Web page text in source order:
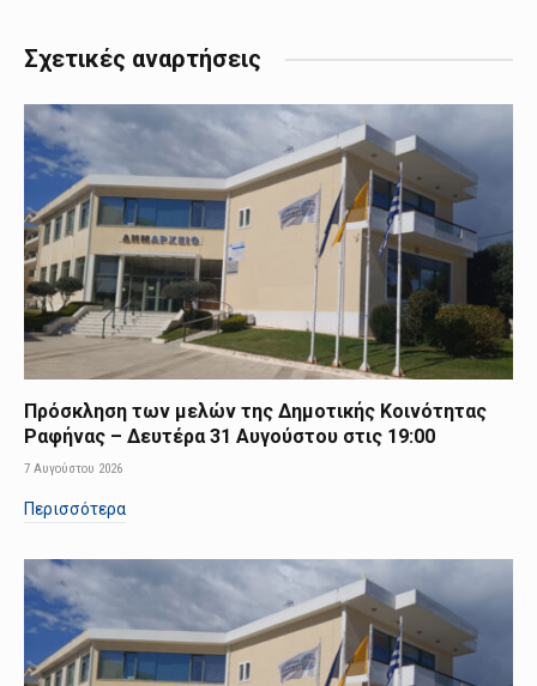
Σχετικές αναρτήσεις
Πρόσκληση των μελών της Δημοτικής Κοινότητας
Ραφήνας – Δευτέρα 31 Αυγούστου στις 19:00
7 Αυγούστου 2026
Περισσότερα